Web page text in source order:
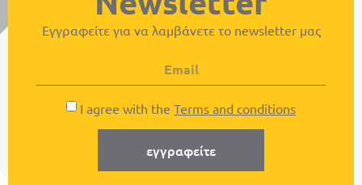
Εγγραφείτε για να λαμβάνετε το newsletter μας
I agree with the Terms and conditions
εγγραφείτε